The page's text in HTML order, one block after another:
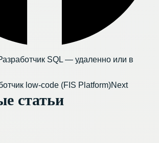
SQL — удаленно или в
low-code (FIS Platform)Next
статьи